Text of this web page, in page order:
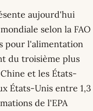
aujourd'hui
selon la FAO
pour l'alimentation
du troisième plus
et les États-
États-Unis entre 1,3
de l'EPA